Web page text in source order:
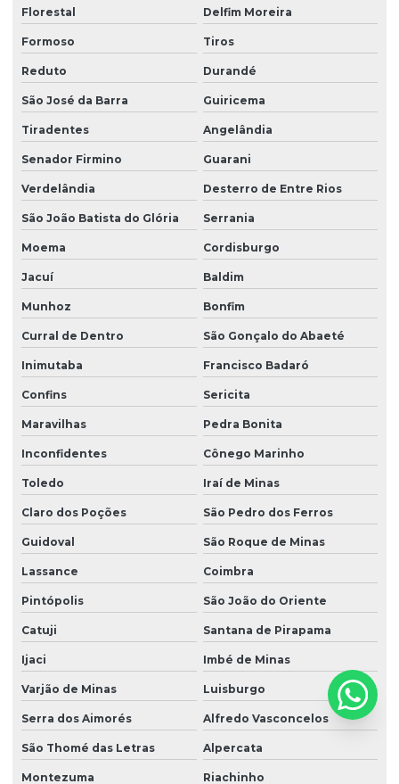
Florestal Delfim Moreira
Formoso Tiros
Reduto Durandé
São José da Barra Guiricema
Tiradentes Angelândia
Senador Firmino Guarani
Verdelândia Desterro de Entre Rios
São João Batista do Glória Serrania
Moema Cordisburgo
Jacuí Baldim
Munhoz Bonfim
Curral de Dentro São Gonçalo do Abaeté
Inimutaba Francisco Badaró
Confins Sericita
Maravilhas Pedra Bonita
Inconfidentes Cônego Marinho
Toledo Iraí de Minas
Claro dos Poções São Pedro dos Ferros
Guidoval São Roque de Minas
Lassance Coimbra
Pintópolis São João do Oriente
Catuji Santana de Pirapama
Ijaci Imbé de Minas
Varjão de Minas Luisburgo
Serra dos Aimorés Alfredo Vasconcelos
São Thomé das Letras Alpercata
Montezuma Riachinho